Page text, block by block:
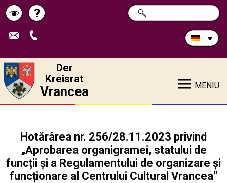
Schimbă
contrastul
Pagina
de
?
Durchsuchen
Sie
SUCHE
Der
Kreisrat
Vrancea MENIU
Hotărârea nr. 256/28.11.2023 privind
„Aprobarea organigramei, statului de
funcții și a Regulamentului de organizare și
funcționare al Centrului Cultural Vrancea”